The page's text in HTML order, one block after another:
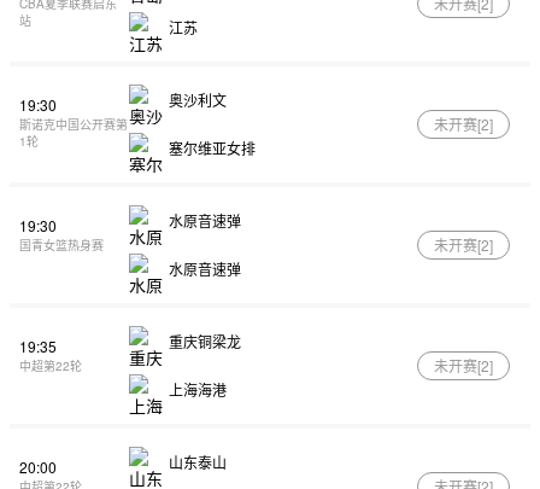
CBA夏季联赛启东
站
江苏
19:30
斯诺克中国公开赛第
1轮
奥沙利文
塞尔维亚女排
未开赛[2]
19:30
国青女篮热身赛
水原音速弹
水原音速弹
未开赛[2]
19:35
中超第22轮
重庆铜梁龙
上海海港
未开赛[2]
20:00 山东泰山